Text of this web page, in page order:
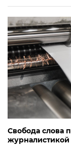
Свобода слова